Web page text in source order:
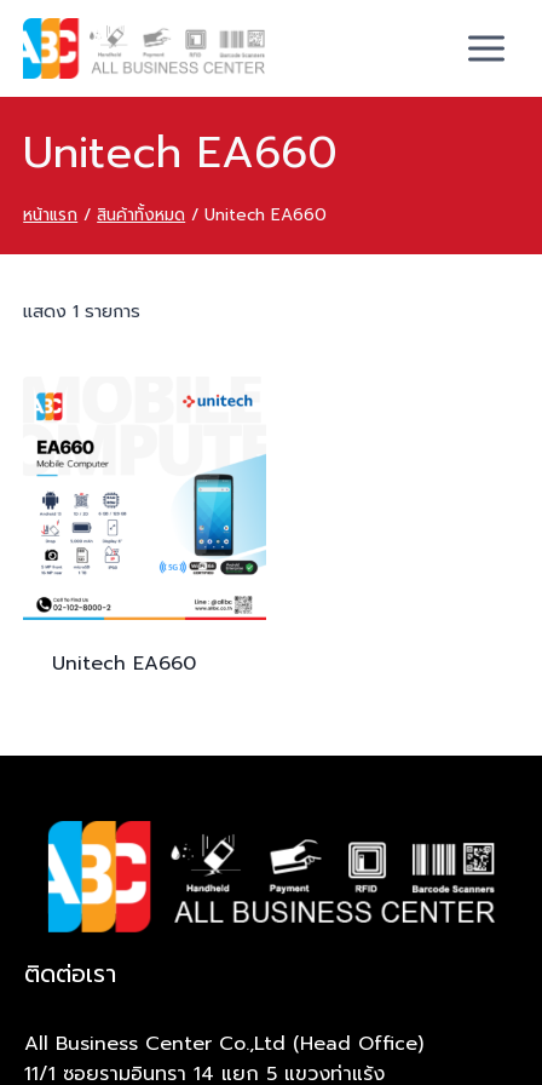
Unitech EA660
หน้าแรก / สินค้าทั้งหมด / Unitech EA660
แสดง 1 รายการ
Unitech EA660
ติดต่อเรา
All Business Center Co.,Ltd (Head Office)
11/1 ซอยรามอินทรา 14 แยก 5 แขวงท่าแร้ง